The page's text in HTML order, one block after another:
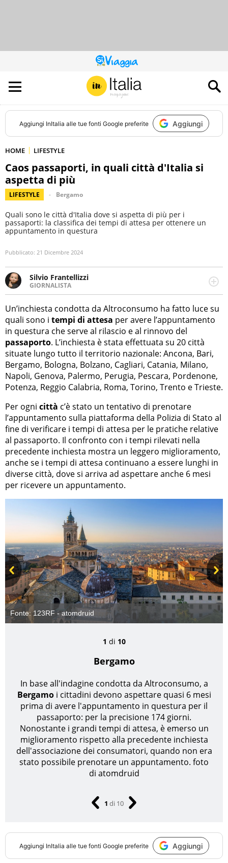
QUESTO
SITO
CONTRIBUISCE
ALL’AUDIENCE
DI
Aggiungi InItalia alle tue fonti Google preferite Aggiungi
HOME LIFESTYLE
Caos passaporti, in quali città d'Italia si
aspetta di più
LIFESTYLE Bergamo
Quali sono le città d'Italia dove si aspetta di più per i
passaporti: la classifica dei tempi di attesa per ottenere un
appuntamento in questura
Pubblicato: 21 Dicembre 2024
Silvio Frantellizzi
GIORNALISTA
Giornalista pubblicista. Da oltre dieci anni si occupa di
informazione sul web, scrivendo di sport, attualità,
cronaca, motori, spettacolo e videogame.
Un’inchiesta condotta da Altroconsumo ha fatto luce su
quali sono i tempi di attesa per avere l’appuntamento
in questura che serve al rilascio e al rinnovo del
passaporto. L’inchiesta è stata effettuata su 20 città
situate lungo tutto il territorio nazionale: Ancona, Bari,
Bergamo, Bologna, Bolzano, Cagliari, Catania, Milano,
Napoli, Genova, Palermo, Perugia, Pescara, Pordenone,
Potenza, Reggio Calabria, Roma, Torino, Trento e Trieste.
Per ogni città c’è stato un tentativo di prenotare
l’appuntamento sulla piattaforma della Polizia di Stato al
fine di verificare i tempi di attesa per le pratiche relative
al passaporto. Il confronto con i tempi rilevati nella
precedente inchiesta mostra un leggero miglioramento,
anche se i tempi di attesa continuano a essere lunghi in
diverse città, dove si arriva ad aspettare anche 6 mesi
per ricevere un appuntamento.
Fonte: 123RF - atomdruid
Prev Next
1 di 10
Bergamo
In base all'indagine condotta da Altroconsumo, a
Bergamoi cittadini devono aspettare quasi 6 mesi
prima di avere l'appuntamento in questura per il
passaporto: per la precisione 174 giorni.
Nonostante i grandi tempi di attesa, è emerso un
miglioramento rispetto alla precedente inchiesta
dell'associazione dei consumatori, quando non era
stato possibile prenotare un appuntamento. foto
di atomdruid
1 di 10
Aggiungi InItalia alle tue fonti Google preferite Aggiungi